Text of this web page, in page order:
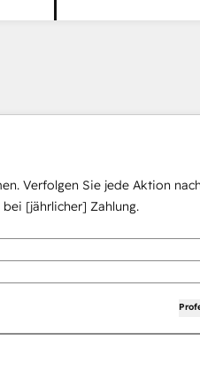
Verfolgen Sie jede Aktion
[jährlicher] Zahlung.